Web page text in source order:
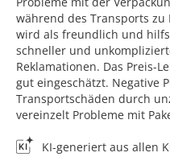
während des Transports
wird als freundlich und
schneller und
Reklamationen. Das Preis-
gut eingeschätzt. Negative
Transportschäden durch
vereinzelt Probleme mit
KI-generiert aus allen